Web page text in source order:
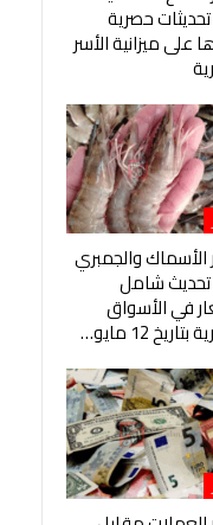
حصرية
على ميزانية الأسر
الأسماك والجمبري
تحديث شامل
في الأسواق
12 مايو…